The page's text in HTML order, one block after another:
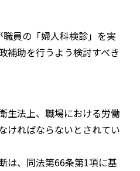
員の「婦人科検診」を実
補助を行うよう検討すべき
法上、職場における労働
ければならないとされてい
、同法第66条第1項に基